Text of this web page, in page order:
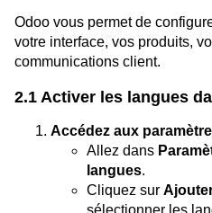
Odoo vous permet de
votre interface, vos produits,
communications client.
2.1 Activer les langues
Accédez aux
Allez dans
langues.
Cliquez sur
sélectionner les